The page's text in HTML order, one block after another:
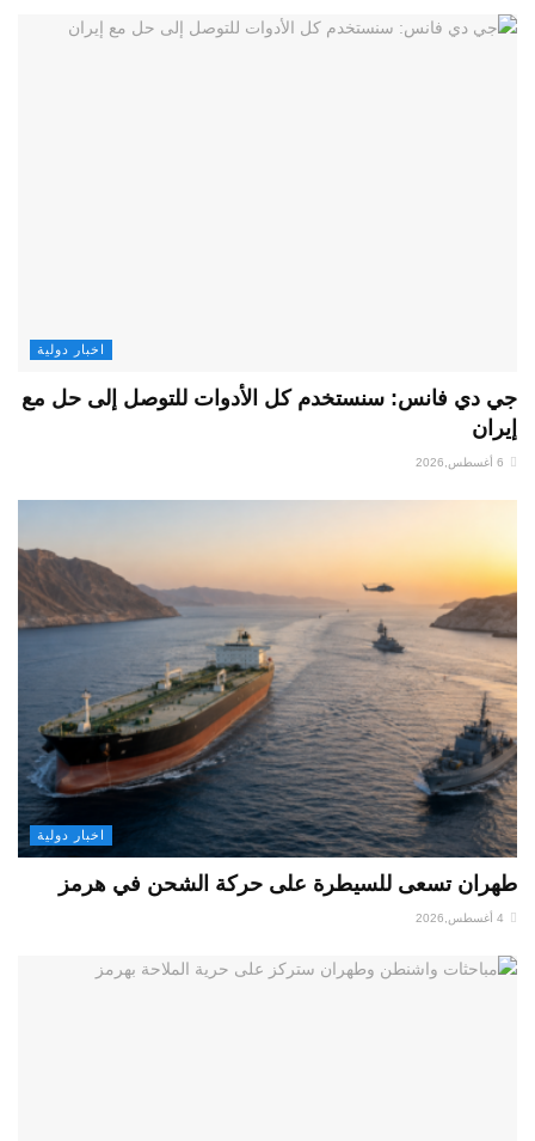
اخبار دولية
جي دي فانس: سنستخدم كل الأدوات للتوصل إلى حل مع
إيران
اخبار دولية
طهران تسعى للسيطرة على حركة الشحن في هرمز